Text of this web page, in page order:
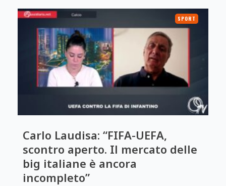
SPORT
Carlo Laudisa: “FIFA-UEFA,
scontro aperto. Il mercato delle
big italiane è ancora
incompleto”